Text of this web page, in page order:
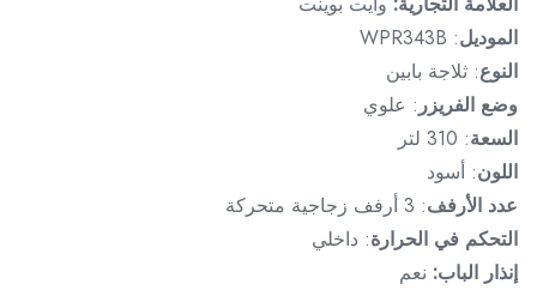
الموديل: WPR343B
النوع: ثلاجة بابين
وضع الفريزر : علوي
السعة: 310 لتر
اللون: أسود
عدد الأرفف: 3 أرفف زجاجية متحركة
التحكم في الحرارة: داخلي
إنذار الباب: نعم